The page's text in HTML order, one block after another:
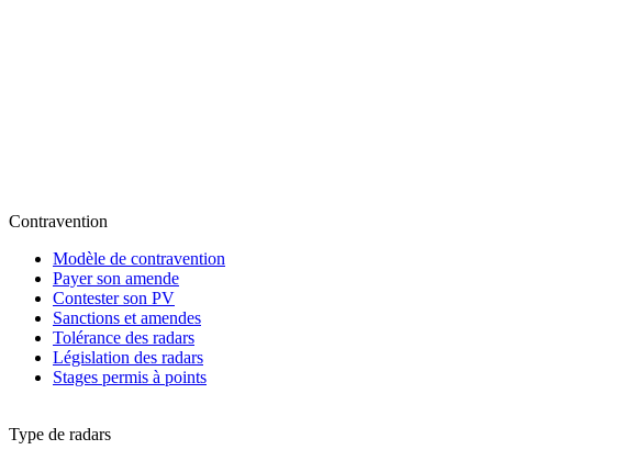
Contravention
Modèle de contravention
Payer son amende
Contester son PV
Sanctions et amendes
Tolérance des radars
Législation des radars
Stages permis à points
Type de radars